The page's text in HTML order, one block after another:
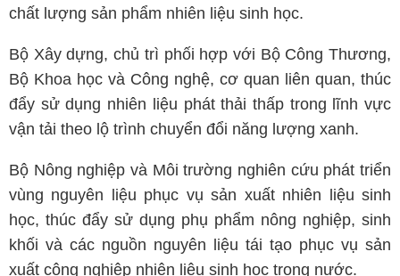
chất lượng sản phẩm nhiên liệu sinh học.
Bộ Xây dựng, chủ trì phối hợp với Bộ Công Thương,
Bộ Khoa học và Công nghệ, cơ quan liên quan, thúc
đẩy sử dụng nhiên liệu phát thải thấp trong lĩnh vực
vận tải theo lộ trình chuyển đổi năng lượng xanh.
Bộ Nông nghiệp và Môi trường nghiên cứu phát triển
vùng nguyên liệu phục vụ sản xuất nhiên liệu sinh
học, thúc đẩy sử dụng phụ phẩm nông nghiệp, sinh
khối và các nguồn nguyên liệu tái tạo phục vụ sản
xuất công nghiệp nhiên liệu sinh học trong nước.